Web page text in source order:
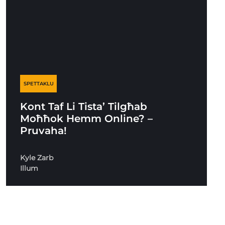
SPETTAKLU
Kont Taf Li Tista’ Tilgħab
Moħħok Hemm Online? –
Pruvaha!
Kyle Zarb
Illum